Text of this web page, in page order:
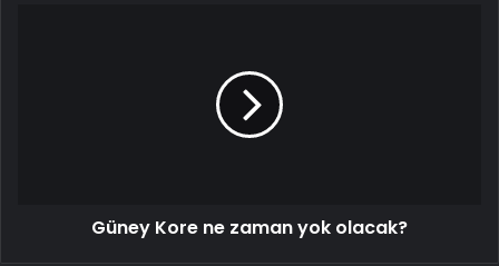
Güney Kore ne zaman yok olacak?